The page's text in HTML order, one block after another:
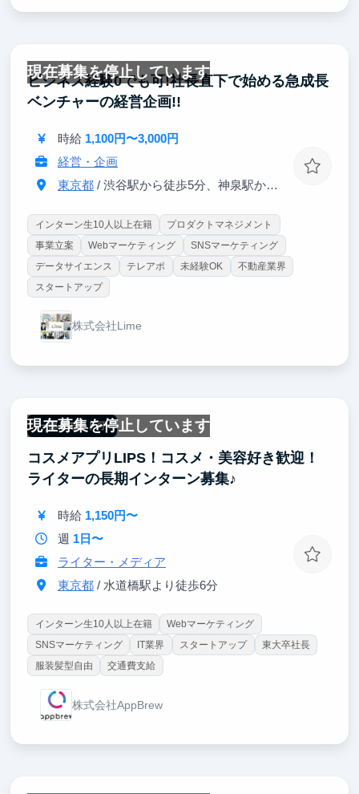
現在募集を停止しています
ビジネス経験0でも可!社長直下で始める急成長
ベンチャーの経営企画!!
時給 1,100円〜3,000円
経営・企画
東京都/ 渋谷駅から徒歩5分、神泉駅から徒歩4分
インターン生10人以上在籍
プロダクトマネジメント
事業立案
Webマーケティング
SNSマーケティング
データサイエンス
テレアポ 未経験OK
不動産業界
スタートアップ
株式会社Lime
現在募集を停止しています
一部リモート可
コスメアプリLIPS！コスメ・美容好き歓迎！
ライターの長期インターン募集♪
時給 1,150円〜
週 1日〜
ライター・メディア
東京都/ 水道橋駅より徒歩6分
インターン生10人以上在籍
Webマーケティング
SNSマーケティング
IT業界 スタートアップ
東大卒社長
服装髪型自由
交通費支給
株式会社AppBrew